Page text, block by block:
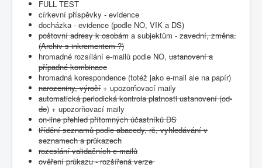
FULL TEST
církevní příspěvky - evidence
docházka - evidence (podle NO, VIK a DS)
poštovní adresy k osobám a subjektům - zavední, změna.
(Archiv s inkrementem ?)
hromadné rozsílání e-mailů podle NO, ustanovení a
případné kombinace
hromadná korespondence (totéž jako e-mail ale na papír)
narozeniny, výročí + upozorňovací maily
automatická periodická kontrola platnosti ustanovení (od-
do) + upozorňovací maily
on-line přehled přítomných účastníků DS
třídění seznamů podle abacedy, rč, vyhledávání v
seznamech a průkazech
rozeslání validačních e-mailů
ověření průkazu - rozšířená verze